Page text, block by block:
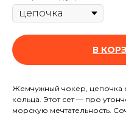
В
Жемчужный чокер, цепочка
кольца. Этот сет — про
морскую мечтательность.